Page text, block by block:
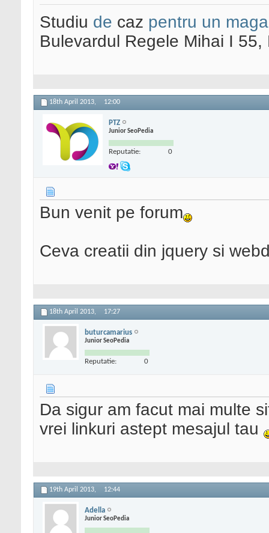
Studiu de caz pentru un
Bulevardul Regele Mihai I
18th April 2013, 12:00
PTZ
Junior SeoPedia
Reputatie: 0
Bun venit pe forum
Ceva creatii din jquery si
18th April 2013, 17:27
buturcamarius
Junior SeoPedia
Reputatie: 0
Da sigur am facut mai multe
vrei linkuri astept mesajul tau
19th April 2013, 12:44
Adella
Junior SeoPedia